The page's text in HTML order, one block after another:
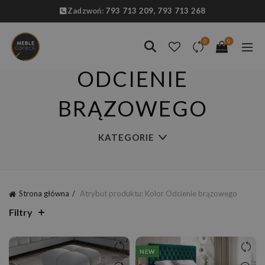
Zadzwoń: 793 713 209, 793 713 268
0 0
ODCIENIE
BRĄZOWEGO
KATEGORIE
Strona główna Atrybut produktu: Kolor Odcienie brązowego
Filtry
NEW